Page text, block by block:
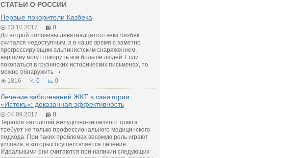
СТАТЬИ О РОССИИ
Первые покорители Казбека
23.10.2017
0
До второй половины девятнадцатого века Казбек
считался недоступным, а в наше время с заметно
прогрессирующим альпинистским снаряжением,
вершину могут покорить все больше людей. Если
покопаться в грузинских исторических письменах, то
можно обнаружить
1816
0 0
Лечение заболеваний ЖКТ в санатории
«Истокъ»: доказанная эффективность
04.09.2017
0
Терапия патологий желудочно-кишечного тракта
требует не только профессионального медицинского
подхода. При таких проблемах весомую роль играют
условия, в которых осуществляется лечение.
Идеальными они считаются при наличии следующих